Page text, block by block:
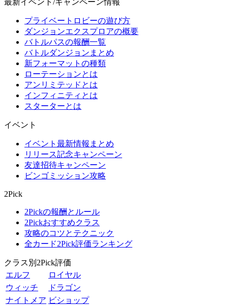
最新イベント/キャンペーン情報
プライベートロビーの遊び方
ダンジョンエクスプロアの概要
バトルパスの報酬一覧
バトルダンジョンまとめ
新フォーマットの種類
ローテーションとは
アンリミテッドとは
インフィニティとは
スターターとは
イベント
イベント最新情報まとめ
リリース記念キャンペーン
友達招待キャンペーン
ビンゴミッション攻略
2Pick
2Pickの報酬とルール
2Pickおすすめクラス
攻略のコツとテクニック
全カード2Pick評価ランキング
クラス別2Pick評価
エルフ
ロイヤル
ウィッチ
ドラゴン
ナイトメア ビショップ